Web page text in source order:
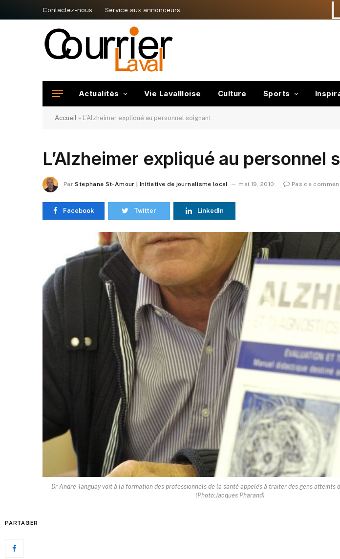
Contactez-nous Service aux annonceurs
Actualités Vie Lavallloise Culture Sports
Accueil » L’Alzheimer expliqué au personnel soignant
L’Alzheimer expliqué au personnel
Par Stephane St-Amour | Initiative de journalisme local mai 19, 2010 Pas de
Facebook Twitter LinkedIn
Dr André Tanguay voit à la formation des professionnels de la santé appelés à traiter des gens atteints
(Photo:Jacques Pharand)
PARTAGER